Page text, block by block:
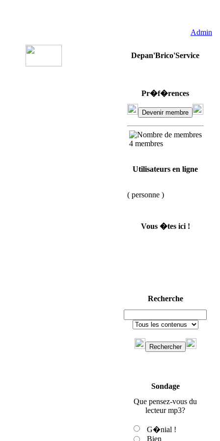
Admin
Depan'Brico'Service
Pr�f�rences
4 membres
Utilisateurs en ligne
( personne )
Vous �tes ici !
Recherche
Sondage
Que pensez-vous du
lecteur mp3?
G�nial !
Bien